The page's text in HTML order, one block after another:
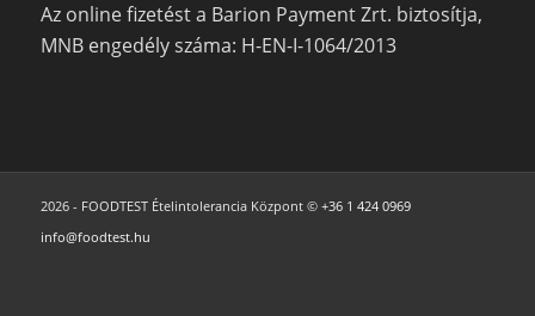
Az online fizetést a Barion Payment Zrt. biztosítja,
MNB engedély száma: H-EN-I-1064/2013
2026 - FOODTEST Ételintolerancia Központ © +36 1 424 0969
info@foodtest.hu